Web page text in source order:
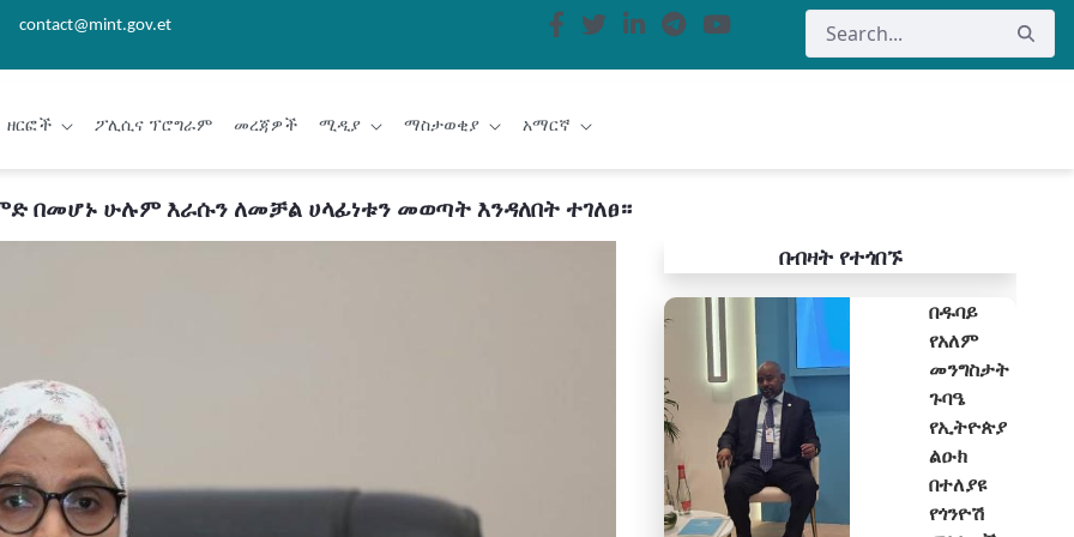
contact@mint.gov.et
ዘርፎች ፖሊሲና ፕሮግራም መረጃዎች ሚዲያ ማስታወቂያ አማርኛ
በመሆኑ ሁሉም እራሱን ለመቻል ሀላፊነቱን መወጣት እንዳለበት ተገለፀ።
በብዛት የተጎበኙ
በዱባይ
የአለም
መንግስታት
ጉባዔ
የኢትዮጵያ
ልዑክ
በተለያዩ
የጎንዮሽ